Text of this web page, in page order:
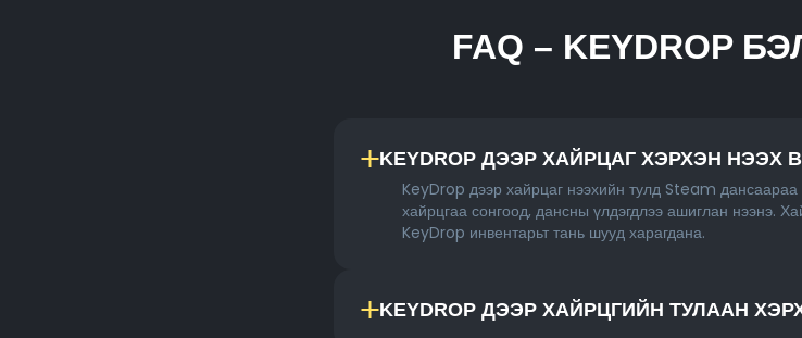
FAQ – KEYDROP
KEYDROP ДЭЭР ХАЙРЦАГ ХЭРХЭН НЭЭХ
KeyDrop дээр хайрцаг нээхийн тулд Steam дансаараа
хайрцгаа сонгоод, дансны үлдэгдлээ ашиглан нээнэ.
KeyDrop инвентарьт тань шууд харагдана.
KEYDROP ДЭЭР ХАЙРЦГИЙН ТУЛААН